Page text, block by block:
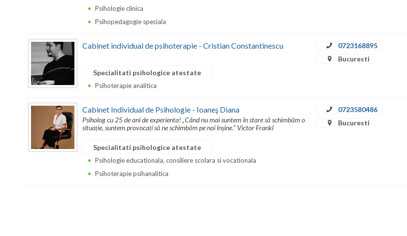
Psihologie clinica
Psihopedagogie speciala
Cabinet individual de psihoterapie - Cristian Constantinescu
0723168895
Bucuresti
Specialitati psihologice atestate
Psihoterapie analitica
Cabinet Individual de Psihologie - Ioaneş Diana
Psiholog cu 25 de ani de experienta! „Când nu mai suntem în stare să schimbăm o
situație, suntem provocați să ne schimbăm pe noi înșine.” Victor Frankl
0723580486
Bucuresti
Specialitati psihologice atestate
Psihologie educationala, consiliere scolara si vocationala
Psihoterapie psihanalitica